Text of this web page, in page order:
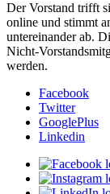
Der Vorstand trifft
online und stimmt
untereinander ab.
Nicht-
werden.
Facebook
Twitter
GooglePlus
Linkedin